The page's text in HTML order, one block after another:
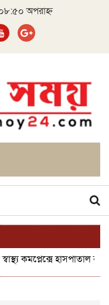
অপরাহ্ন
কমপ্লেক্সে হাসপাতাল